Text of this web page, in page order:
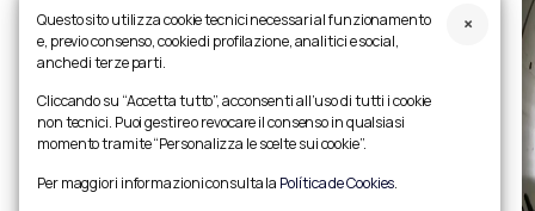
Questo sito utilizza cookie tecnici necessari al funzionamento
e, previo consenso, cookie di profilazione, analitici e social,
anche di terze parti.
Cliccando su “Accetta tutto”, acconsenti all’uso di tutti i cookie
non tecnici. Puoi gestire o revocare il consenso in qualsiasi
momento tramite “Personalizza le scelte sui cookie”.
Per maggiori informazioni consulta la Política de Cookies.